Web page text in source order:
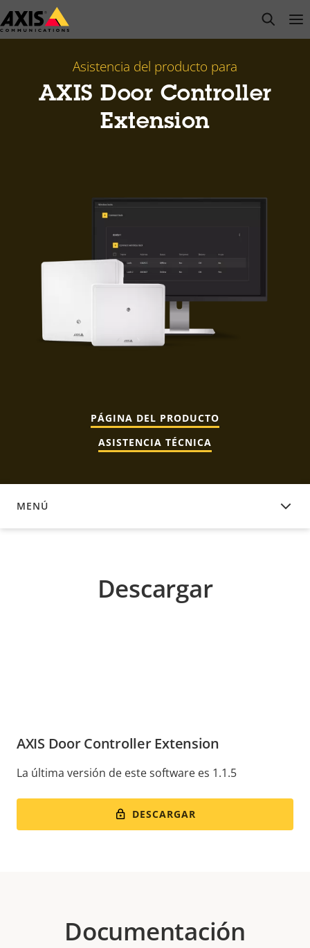
Saltar
al
open
Asistencia del producto para
AXIS Door Controller
Extension
PÁGINA DEL PRODUCTO
ASISTENCIA TÉCNICA
MENÚ
DESCARGAR
Descargar
AXIS Door Controller Extension
La última versión de este software es 1.1.5
DESCARGAR
Documentación